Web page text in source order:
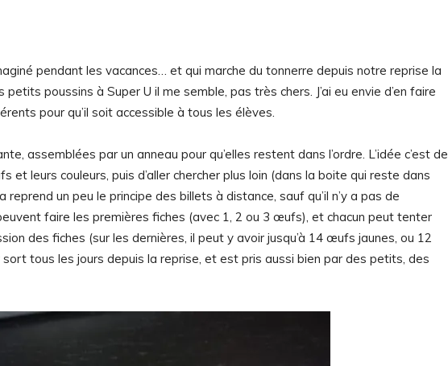
pendant les vacances… et qui marche du tonnerre depuis notre reprise la
petits poussins à Super U il me semble, pas très chers. J’ai eu envie d’en faire
pour qu’il soit accessible à tous les élèves.
assemblées par un anneau pour qu’elles restent dans l’ordre. L’idée c’est de
et leurs couleurs, puis d’aller chercher plus loin (dans la boite qui reste dans
reprend un peu le principe des billets à distance, sauf qu’il n’y a pas de
faire les premières fiches (avec 1, 2 ou 3 œufs), et chacun peut tenter
des fiches (sur les dernières, il peut y avoir jusqu’à 14 œufs jaunes, ou 12
tous les jours depuis la reprise, et est pris aussi bien par des petits, des